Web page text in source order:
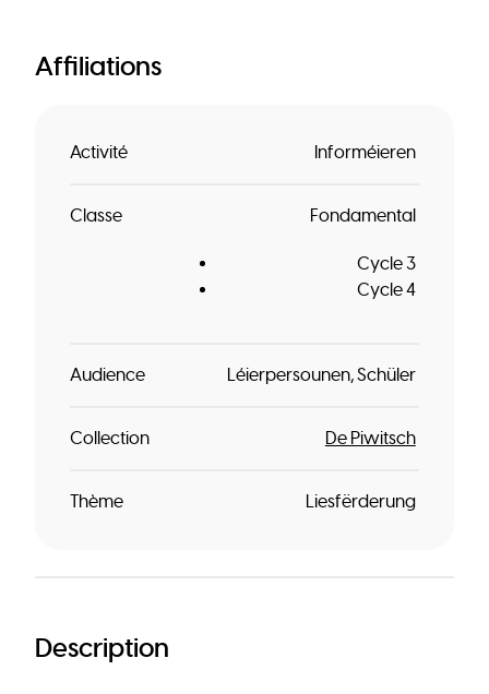
Affiliations
Activité Informéieren
Classe Fondamental
Cycle 3
Cycle 4
Audience Léierpersounen Schüler
Collection De Piwitsch
Thème Liesfërderung
Description